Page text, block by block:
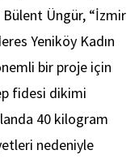
Bülent Üngür, “İzmir
Yeniköy Kadın
bir proje için
fidesi dikimi
40 kilogram
nedeniyle